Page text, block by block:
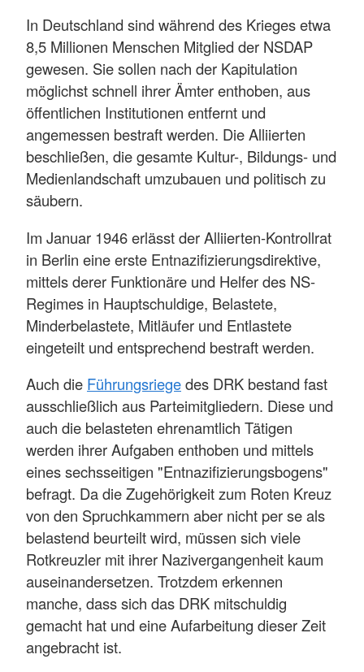
In Deutschland sind während des Krieges etwa
8,5 Millionen Menschen Mitglied der NSDAP
gewesen. Sie sollen nach der Kapitulation
möglichst schnell ihrer Ämter enthoben, aus
öffentlichen Institutionen entfernt und
angemessen bestraft werden. Die Alliierten
beschließen, die gesamte Kultur-, Bildungs- und
Medienlandschaft umzubauen und politisch zu
säubern.
Im Januar 1946 erlässt der Alliierten-Kontrollrat
in Berlin eine erste Entnazifizierungsdirektive,
mittels derer Funktionäre und Helfer des NS-
Regimes in Hauptschuldige, Belastete,
Minderbelastete, Mitläufer und Entlastete
eingeteilt und entsprechend bestraft werden.
Auch die Führungsriegedes DRK bestand fast
ausschließlich aus Parteimitgliedern. Diese und
auch die belasteten ehrenamtlich Tätigen
werden ihrer Aufgaben enthoben und mittels
eines sechsseitigen "Entnazifizierungsbogens"
befragt. Da die Zugehörigkeit zum Roten Kreuz
von den Spruchkammern aber nicht per se als
belastend beurteilt wird, müssen sich viele
Rotkreuzler mit ihrer Nazivergangenheit kaum
auseinandersetzen. Trotzdem erkennen
manche, dass sich das DRK mitschuldig
gemacht hat und eine Aufarbeitung dieser Zeit
angebracht ist.